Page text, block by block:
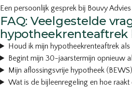
Een persoonlijk gesprek bij Bouvy
FAQ: Veelgestelde
hypotheekrenteaftrek
Houd ik mijn hypotheekrenteaftrek als
Begint mijn 30-jaarstermijn opnieuw
Mijn aflossingsvrije hypotheek
Wat is de bijleenregeling en hoe raakt